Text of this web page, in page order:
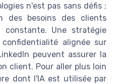
n'est pas sans défis ;
des besoins des clients
Une stratégie
alignée sur
peuvent assurer la
client. Pour aller plus loin
dont l'IA est utilisée par